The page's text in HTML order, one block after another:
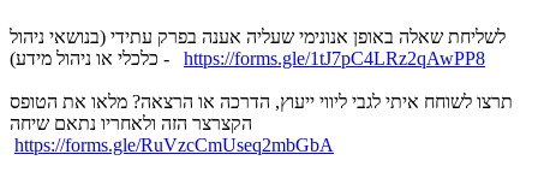
לשליחת שאלה באופן אנונימי שעליה אענה בפרק עתידי (בנושאי ניהול
כלכלי או ניהול מידע) - https://forms.gle/1tJ7pC4LRz2qAwPP8
תרצו לשוחח איתי לגבי ליווי ייעוץ, הדרכה או הרצאה? מלאו את הטופס
הקצרצר הזה ולאחריו נתאם שיחה
https://forms.gle/RuVzcCmUseq2mbGbA